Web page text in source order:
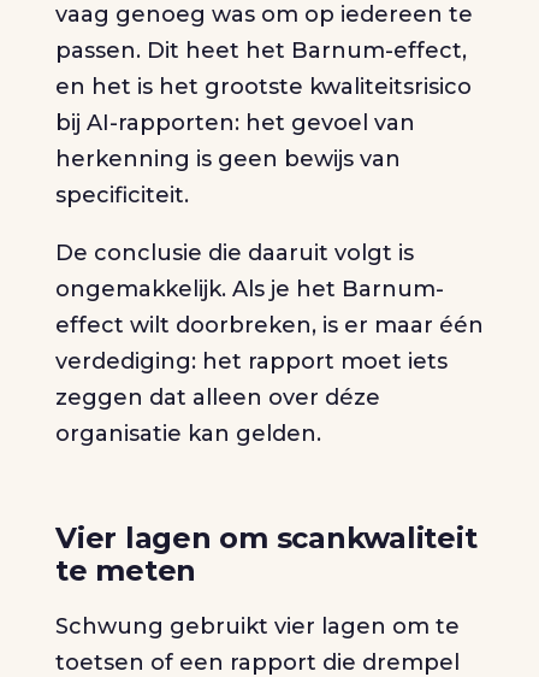
vaag genoeg was om op iedereen te
passen. Dit heet het Barnum-effect,
en het is het grootste kwaliteitsrisico
bij AI-rapporten: het gevoel van
herkenning is geen bewijs van
specificiteit.
De conclusie die daaruit volgt is
ongemakkelijk. Als je het Barnum-
effect wilt doorbreken, is er maar één
verdediging: het rapport moet iets
zeggen dat alleen over déze
organisatie kan gelden.
Vier lagen om scankwaliteit
te meten
Schwung gebruikt vier lagen om te
toetsen of een rapport die drempel